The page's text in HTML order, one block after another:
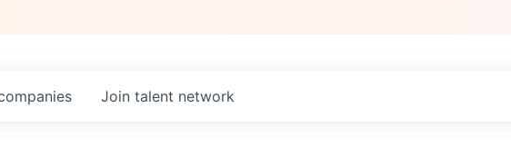
Join talent network